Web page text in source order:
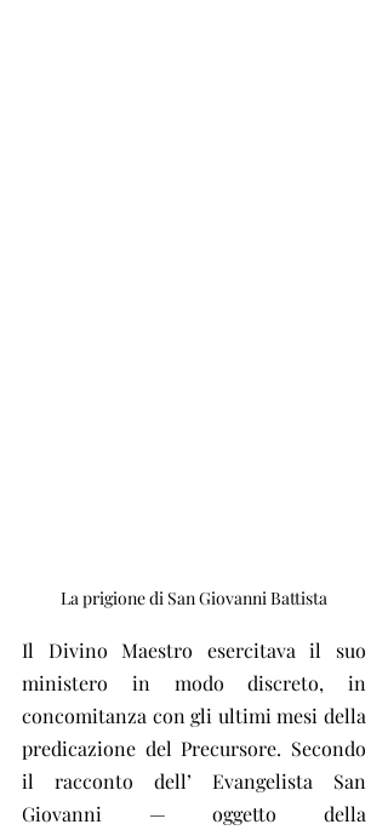
La prigione di San Giovanni Battista
Il Divino Maestro esercitava il suo
ministero in modo discreto, in
concomitanza con gli ultimi mesi della
predicazione del Precursore. Secondo
il racconto dell’ Evangelista San
Giovanni — oggetto della